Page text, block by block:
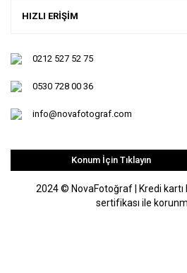
HIZLI ERİŞİM
0212 527 52 75
0530 728 00 36
info@novafotograf.com
Konum İçin Tıklayın
2024 © NovaFotoğraf | Kredi kartı
sertifikası ile